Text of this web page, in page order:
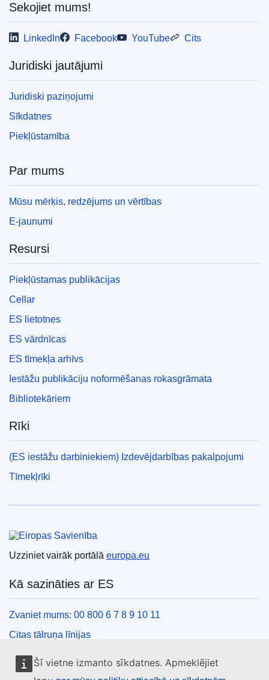
Šī vietne izmanto sīkdatnes. Apmeklējiet
pdfa2a
Rādīt visus šīs sērijas izdevumus
Sekojiet mums!
LinkedIn Facebook YouTube Cits
Juridiski jautājumi
Juridiski paziņojumi
Sīkdatnes
Piekļūstamība
Par mums
Mūsu mērķis, redzējums un vērtības
E-jaunumi
Resursi
Piekļūstamas publikācijas
Cellar
ES lietotnes
ES vārdnīcas
ES tīmekļa arhīvs
Iestāžu publikāciju noformēšanas rokasgrāmata
Bibliotekāriem
Rīki
(ES iestāžu darbiniekiem) Izdevējdarbības pakalpojumi
Tīmekļrīki
Uzziniet vairāk portālā europa.eu
Kā sazināties ar ES
Zvaniet mums: 00 800 6 7 8 9 10 11
Citas tālruņa līnijas
Saziņas veidlapa
ES centru kontaktinformācija